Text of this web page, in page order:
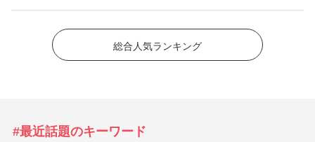
総合人気ランキング
#最近話題のキーワード